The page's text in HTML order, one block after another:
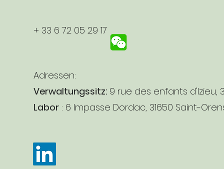
+ 33 6 72 05 29 17
Adressen:
Verwaltungssitz: 9 rue des enfants d'Izieu,
Labor : 6 Impasse Dordac, 31650 Saint-